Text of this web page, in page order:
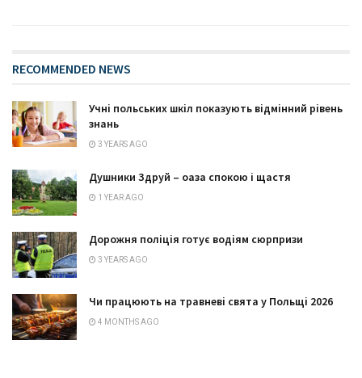
RECOMMENDED NEWS
Учні польських шкіл показують відмінний рівень
знань
3 YEARS AGO
Душники Здруй – оаза спокою і щастя
1 YEAR AGO
Дорожня поліція готує водіям сюрпризи
3 YEARS AGO
Чи працюють на травневі свята у Польщі 2026
4 MONTHS AGO